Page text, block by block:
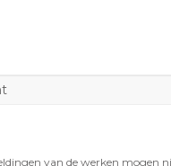
van de werken mogen